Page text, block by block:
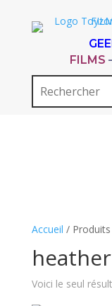
FILMS
Accueil /
Voici le seul